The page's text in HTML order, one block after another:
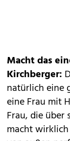
Macht das
Kirchberger:
natürlich eine
eine Frau mit
Frau, die über
macht